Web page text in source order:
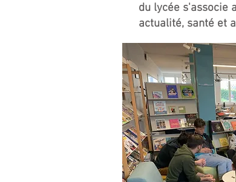
du lycée s'associe
actualité, santé et